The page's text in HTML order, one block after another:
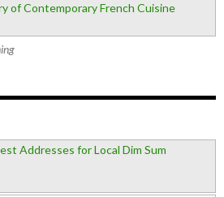
of Contemporary French Cuisine
Addresses for Local Dim Sum